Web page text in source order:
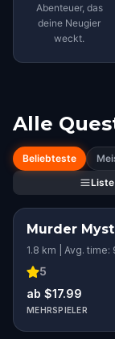
Abenteuer, das
deine Neugier
weckt.
Alle
Beliebteste
Liste
Murder
1.8 km | Avg. time:
5
ab $17.99
MEHRSPIELER